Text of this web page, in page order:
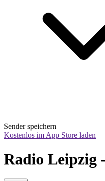
Sender speichern
Kostenlos im App Store laden
Radio Leipzig